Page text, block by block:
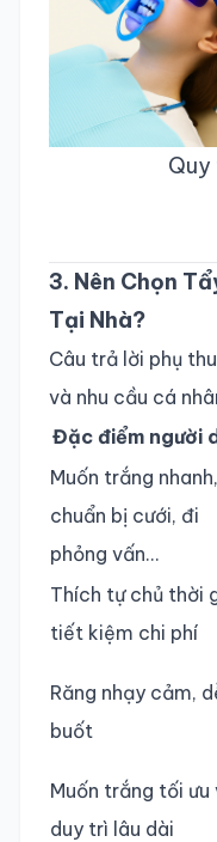
3. Nên Chọn
Tại Nhà?
Câu trả lời phụ
và nhu cầu cá
Đặc điểm người
Muốn trắng nhanh,
chuẩn bị cưới, đi
phỏng vấn...
Thích tự chủ thời
tiết kiệm chi phí
Răng nhạy cảm,
buốt
Muốn trắng tối ưu
duy trì lâu dài